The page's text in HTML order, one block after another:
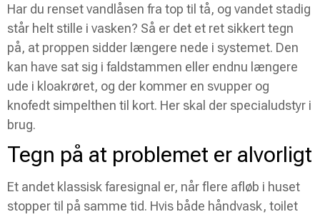
Har du renset vandlåsen fra top til tå, og vandet stadig
står helt stille i vasken? Så er det et ret sikkert tegn
på, at proppen sidder længere nede i systemet. Den
kan have sat sig i faldstammen eller endnu længere
ude i kloakrøret, og der kommer en svupper og
knofedt simpelthen til kort. Her skal der specialudstyr i
brug.
Tegn på at problemet er alvorligt
Et andet klassisk faresignal er, når flere afløb i huset
stopper til på samme tid. Hvis både håndvask, toilet